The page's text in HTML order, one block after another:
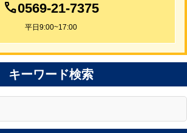
0569-21-7375
平日9:00~17:00
キーワード検索